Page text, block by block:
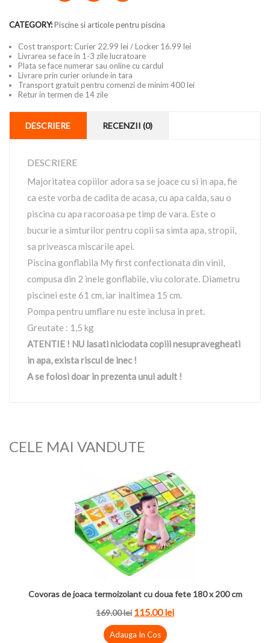
CATEGORY:Piscine si articole pentru piscina
Cost transport: Curier 22.99 lei / Locker 16.99 lei
Livrarea se face in 1-3 zile lucratoare
Plata se face numerar sau online cu cardul
Livrare prin curier oriunde in tara
Transport gratuit pentru comenzi de minim 400 lei
Retur in termen de 14 zile
DESCRIERE RECENZII (0)
DESCRIERE
Majoritatea copiilor adora sa se joace cu si in apa, fie
ca este vorba de cadita de acasa, cu apa calda, sau o
piscina cu apa racoroasa pe timp de vara. Este o
bucurie a simturilor pentru copii sa simta apa, stropii,
sa priveasca miscarile apei.
Piscina gonflabila My first confectionata din vinil,
compusa din 2 inele gonflabile, viu colorate. Diametru
piscinei este 61 cm, iar inaltimea 15 cm.
Pompa pentru umflare nu este inclusa in pret.
Greutate : 1,5 kg
ATENTIE ! NU lasati niciodata copiii nesupravegheati
in apa, exista riscul de inec !
A se folosi doar in prezenta unui adult !
CELE MAI VANDUTE
Covoras de joaca termoizolant cu doua fete 180 x 200 cm
169.00lei 115.00lei
Adauga In Cos